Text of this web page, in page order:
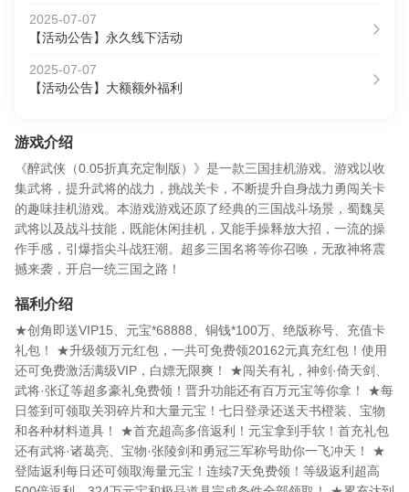
2025-07-07
【活动公告】永久线下活动
2025-07-07
【活动公告】大额额外福利
游戏介绍
《醉武侠（0.05折真充定制版）》是一款三国挂机游戏。游戏以收
集武将，提升武将的战力，挑战关卡，不断提升自身战力勇闯关卡
的趣味挂机游戏。本游戏游戏还原了经典的三国战斗场景，蜀魏吴
武将以及战斗技能，既能休闲挂机，又能手操释放大招，一流的操
作手感，引爆指尖斗战狂潮。超多三国名将等你召唤，无敌神将震
撼来袭，开启一统三国之路！
福利介绍
★创角即送VIP15、元宝*68888、铜钱*100万、绝版称号、充值卡
礼包！ ★升级领万元红包，一共可免费领20162元真充红包！使用
还可免费激活满级VIP，白嫖无限爽！ ★闯关有礼，神剑·倚天剑、
武将·张辽等超多豪礼免费领！晋升功能还有百万元宝等你拿！ ★每
日签到可领取关羽碎片和大量元宝！七日登录还送天书橙装、宝物
和各种材料道具！ ★首充超高多倍返利！元宝拿到手软！首充礼包
还有武将·诸葛亮、宝物·张陵剑和勇冠三军称号助你一飞冲天！ ★
登陆返利每日还可领取海量元宝！连续7天免费领！等级返利超高